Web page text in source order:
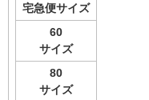
宅急便サイズ
60
サイズ
80
サイズ